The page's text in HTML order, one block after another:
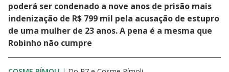
poderá ser condenado a nove anos de prisão mais
indenização de R$ 799 mil pela acusação de estupro
de uma mulher de 23 anos. A pena é a mesma que
Robinho não cumpre